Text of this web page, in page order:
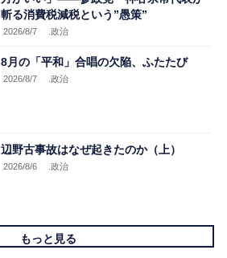
斬る消費税減税という”愚策”
2026/8/7 .政治
8月の「平和」合唱の欠陥、ふたたび
2026/8/7 .政治
辺野古事故はなぜ起きたのか（上）
2026/8/6 .政治
もっと見る